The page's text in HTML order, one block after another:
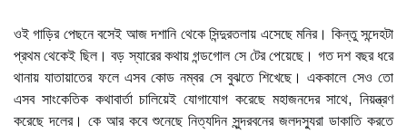
ওই গাড়ির পেছনে বসেই আজ দশানি থেকে সিন্দুরতলায় এসেছে মনির। কিন্তু সন্দেহটা
প্রথম থেকেই ছিল। বড় স্যারের কথায় গন্ডগোল সে টের পেয়েছে। গত দশ বছর ধরে
থানায় যাতায়াতের ফলে এসব কোড নম্বর সে বুঝতে শিখেছে। এককালে সেও তো
এসব সাংকেতিক কথাবার্তা চালিয়েই যোগাযোগ করেছে মহাজনদের সাথে, নিয়ন্ত্রণ
করেছে দলের। কে আর কবে শুনেছে নিত্যদিন সুন্দরবনের জলদস্যুরা ডাকাতি করতে